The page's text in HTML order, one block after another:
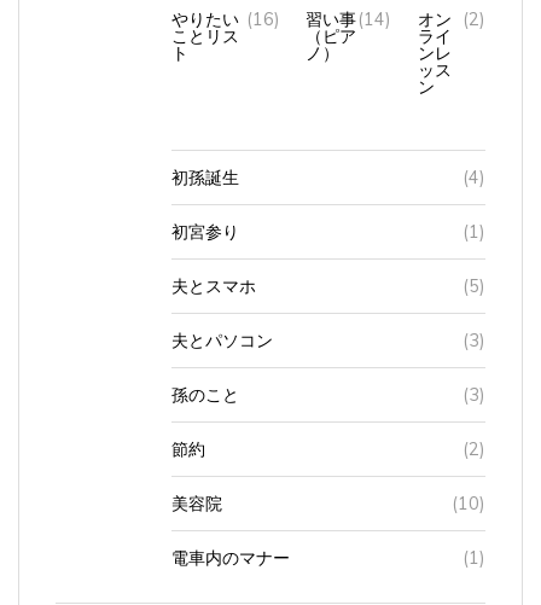
やりたい
ことリス
ト
(16) 習い事
（ピア
ノ）
(14)
ライ
ンレ
ッス
ン
(2)
初孫誕生 (4)
初宮参り (1)
夫とスマホ (5)
夫とパソコン (3)
孫のこと (3)
節約 (2)
美容院 (10)
電車内のマナー (1)